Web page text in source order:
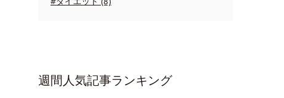
週間人気記事ランキング